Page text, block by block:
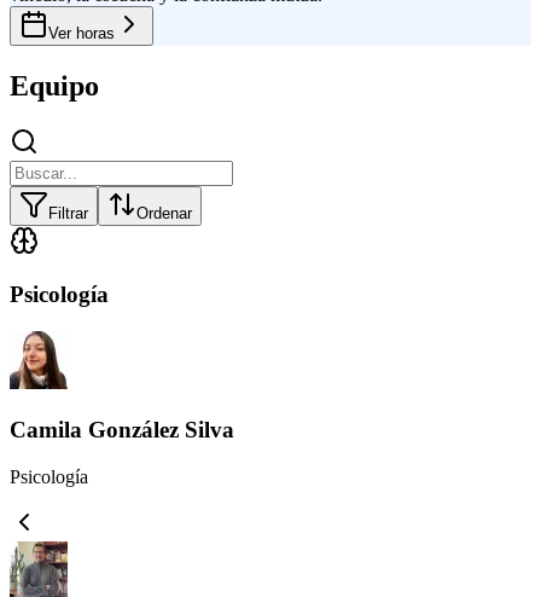
Ver horas
Equipo
Filtrar Ordenar
Psicología
Camila González Silva
Psicología